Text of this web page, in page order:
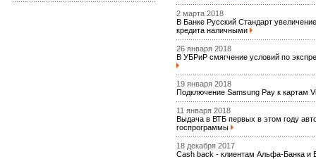
2 марта 2018
В Банке Русский Стандарт
кредита наличными
26 января 2018
В УБРиР смягчение условий по
19 января 2018
Подключение Samsung Pay к картам
11 января 2018
Выдача в ВТБ первых в этом году
госпрограммы
18 декабря 2017
Сash back - клиентам Альфа-Банка и